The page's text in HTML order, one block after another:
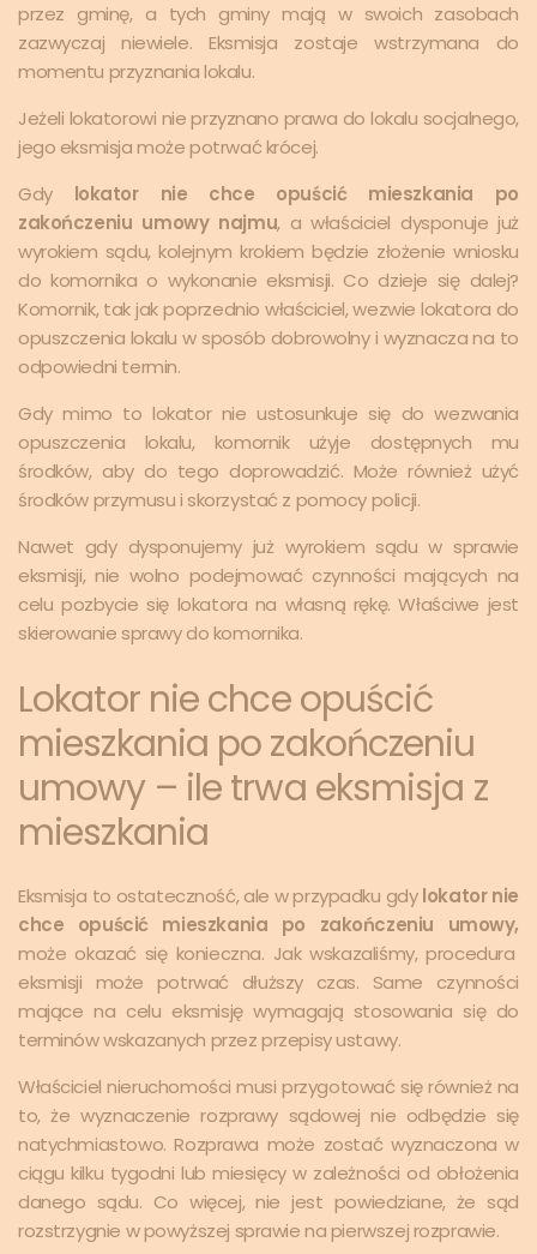
przez gminę, a tych gminy mają w swoich zasobach
zazwyczaj niewiele. Eksmisja zostaje wstrzymana do
momentu przyznania lokalu.
Jeżeli lokatorowi nie przyznano prawa do lokalu socjalnego,
jego eksmisja może potrwać krócej.
Gdy lokator nie chce opuścić mieszkania po
zakończeniu umowy najmu, a właściciel dysponuje już
wyrokiem sądu, kolejnym krokiem będzie złożenie wniosku
do komornika o wykonanie eksmisji. Co dzieje się dalej?
Komornik, tak jak poprzednio właściciel, wezwie lokatora do
opuszczenia lokalu w sposób dobrowolny i wyznacza na to
odpowiedni termin.
Gdy mimo to lokator nie ustosunkuje się do wezwania
opuszczenia lokalu, komornik użyje dostępnych mu
środków, aby do tego doprowadzić. Może również użyć
środków przymusu i skorzystać z pomocy policji.
Nawet gdy dysponujemy już wyrokiem sądu w sprawie
eksmisji, nie wolno podejmować czynności mających na
celu pozbycie się lokatora na własną rękę. Właściwe jest
skierowanie sprawy do komornika.
Lokator nie chce opuścić
mieszkania po zakończeniu
umowy – ile trwa eksmisja z
mieszkania
Eksmisja to ostateczność, ale w przypadku gdylokator nie
chce opuścić mieszkania po zakończeniu umowy,
może okazać się konieczna. Jak wskazaliśmy, procedura
eksmisji może potrwać dłuższy czas. Same czynności
mające na celu eksmisję wymagają stosowania się do
terminów wskazanych przez przepisy ustawy.
Właściciel nieruchomości musi przygotować się również na
to, że wyznaczenie rozprawy sądowej nie odbędzie się
natychmiastowo. Rozprawa może zostać wyznaczona w
ciągu kilku tygodni lub miesięcy w zależności od obłożenia
danego sądu. Co więcej, nie jest powiedziane, że sąd
rozstrzygnie w powyższej sprawie na pierwszej rozprawie.